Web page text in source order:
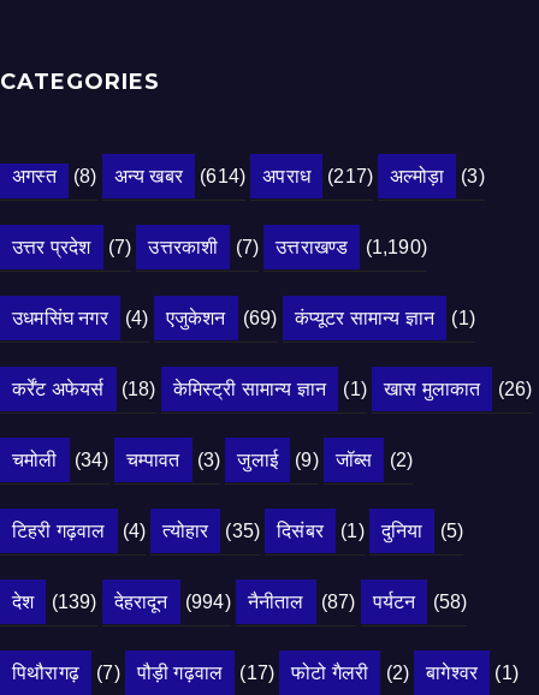
CATEGORIES
अगस्त (8) अन्य खबर (614) अपराध (217) अल्मोड़ा (3)
उत्तर प्रदेश (7) उत्तरकाशी (7) उत्तराखण्ड (1,190)
उधमसिंघ नगर (4) एजुकेशन (69) कंप्यूटर सामान्य ज्ञान (1)
कर्रेंट अफेयर्स (18) केमिस्ट्री सामान्य ज्ञान (1) खास मुलाकात (26)
चमोली (34) चम्पावत (3) जुलाई (9) जॉब्स (2)
टिहरी गढ़वाल (4) त्योहार (35) दिसंबर (1) दुनिया (5)
देश (139) देहरादून (994) नैनीताल (87) पर्यटन (58)
पिथौरागढ़ (7) पौड़ी गढ़वाल (17) फोटो गैलरी (2) बागेश्वर (1)